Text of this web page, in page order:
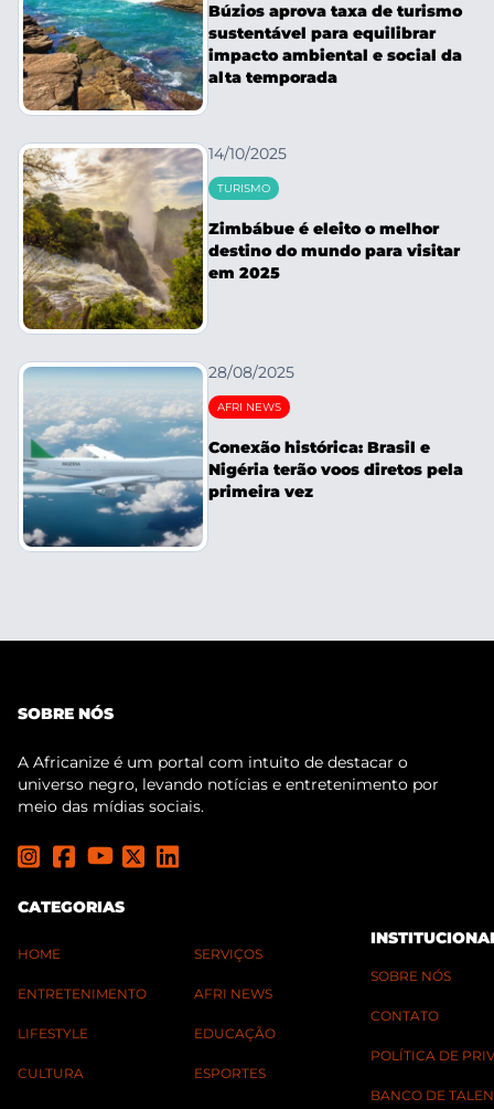
Búzios aprova taxa de turismo
sustentável para equilibrar
impacto ambiental e social da
alta temporada
14/10/2025
TURISMO
Zimbábue é eleito o melhor
destino do mundo para visitar
em 2025
28/08/2025
AFRI NEWS
Conexão histórica: Brasil e
Nigéria terão voos diretos pela
primeira vez
SOBRE NÓS
A Africanize é um portal com intuito de destacar o
universo negro, levando notícias e entretenimento por
meio das mídias sociais.
CATEGORIAS
HOME
ENTRETENIMENTO
LIFESTYLE
CULTURA
SERVIÇOS
AFRI NEWS
EDUCAÇÃO
ESPORTES
SOBRE NÓS
CONTATO
POLÍTICA DE
BANCO DE